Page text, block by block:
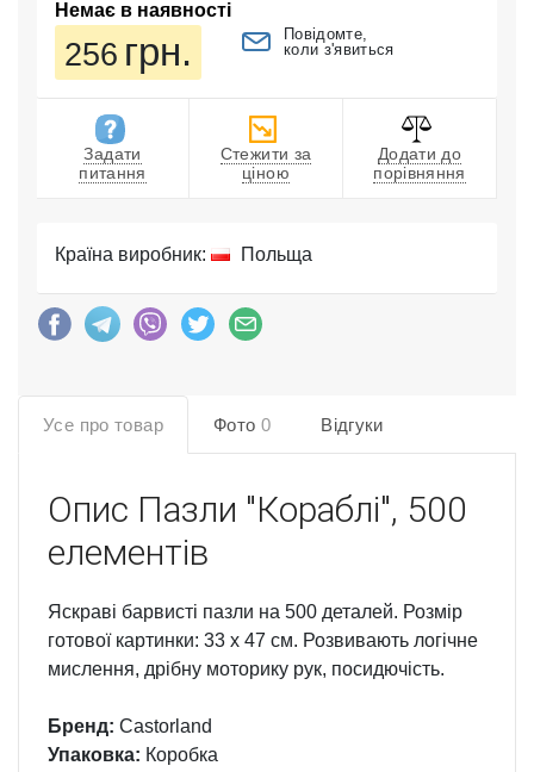
Немає в наявності
256 грн.
Повідомте,
коли з'явиться
Задати
питання
Стежити за
ціною
Додати до
порівняння
Країна виробник: Польща
Усе про товар Фото 0 Відгуки
Опис Пазли "Кораблі", 500
елементів
Яскраві барвисті пазли на 500 деталей. Розмір
готової картинки: 33 х 47 см. Розвивають логічне
мислення, дрібну моторику рук, посидючість.
Бренд: Castorland
Упаковка: Коробка